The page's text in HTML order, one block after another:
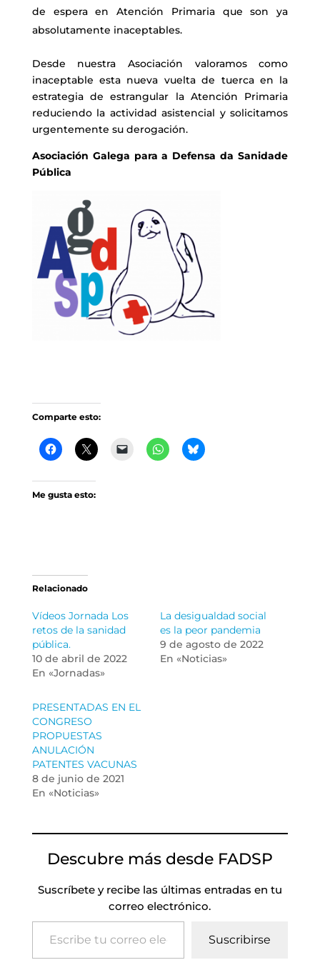
de espera en Atención Primaria que son ya
absolutamente inaceptables.
Desde nuestra Asociación valoramos como
inaceptable esta nueva vuelta de tuerca en la
estrategia de estrangular la Atención Primaria
reduciendo la actividad asistencial y solicitamos
urgentemente su derogación.
Asociación Galega para a Defensa da Sanidade
Pública
Comparte esto:
Me gusta esto:
Relacionado
Vídeos Jornada Los
retos de la sanidad
pública.
10 de abril de 2022
En «Jornadas»
La desigualdad social
es la peor pandemia
9 de agosto de 2022
En «Noticias»
PRESENTADAS EN EL
CONGRESO
PROPUESTAS
ANULACIÓN
PATENTES VACUNAS
8 de junio de 2021
En «Noticias»
Descubre más desde FADSP
Suscríbete y recibe las últimas entradas en tu
correo electrónico.
Escribe tu correo electrónico…
Suscribirse